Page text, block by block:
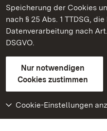
Speicherung der Cookies
nach § 25 Abs. 1 TTDSG,
Datenverarbeitung nach
DSGVO.
Nur notwendigen
Cookies zustimmen
Cookie-Einstellungen
Staatliche Schlösser und
Kontakt
GebärdenspracheLeichte
Erklärung zur Barrierefreiheit
BITV-konform (geprüfte
Weiteres